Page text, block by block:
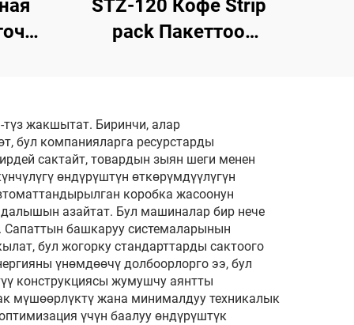
STZ-120 Кофе Strip
pack Пакеттоо
жакшытат. Биринчи, алар
бул компанияларга ресурстарды
сактайт, товардын зыян шеги менен
өндүрүштүн өткөрүмдүүлүгүн
коробка жасоонун
азайтат. Бул машиналар бир нече
Сапаттын башкаруу системаларынын
бул жогорку стандарттарды сактоого
үнөмдөөчү долбоорлорго ээ, бул
конструкциясы жумушчу аянтты
мүшөөрлүктү жана минималдуу техникалык
үчүн баалуу өндүрүштүк